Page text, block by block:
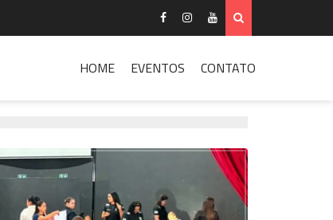
HOME EVENTOS CONTATO